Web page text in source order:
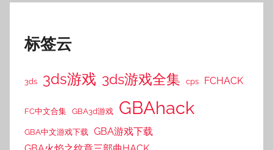
标签云
3ds 3ds游戏 3ds游戏全集 cps FCHACK
FC中文合集 GBA3d游戏 GBAhack
GBA中文游戏下载
GBA游戏下载